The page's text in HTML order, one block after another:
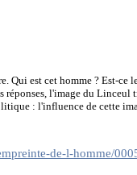
Qui est cet homme ? Est-ce
réponses, l'image du Linceul
: l'influence de cette
de-l-homme/